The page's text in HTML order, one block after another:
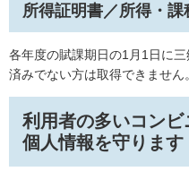
所得証明書／所得・課
各年度の賦課期日の1月1日に
済みでない方は取得できません。
利用者の多いコンビ
個人情報を守ります